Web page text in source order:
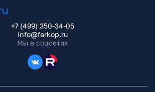
+7 (499) 350-34-05
info@farkop.ru
Мы в соцсетях